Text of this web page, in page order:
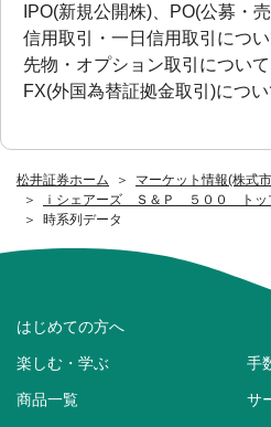
松井証券ホーム
マーケット情報(株式
ｉシェアーズ Ｓ＆Ｐ ５００ ト
時系列データ
IPO(新規公開株)、PO(公募・
信用取引・一日信用取引につい
先物・オプション取引について
FX(外国為替証拠金取引)につい
はじめての方へ
楽しむ・学ぶ 手
商品一覧 サ